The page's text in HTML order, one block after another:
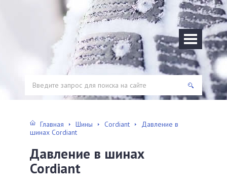
Главная Шины Cordiant
Давление в
шинах Cordiant
Давление в шинах
Cordiant